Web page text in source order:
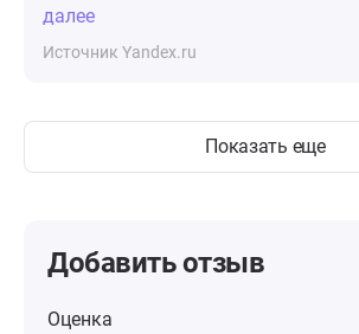
далее
Источник Yandex.ru
Показать еще
Добавить отзыв
Оценка